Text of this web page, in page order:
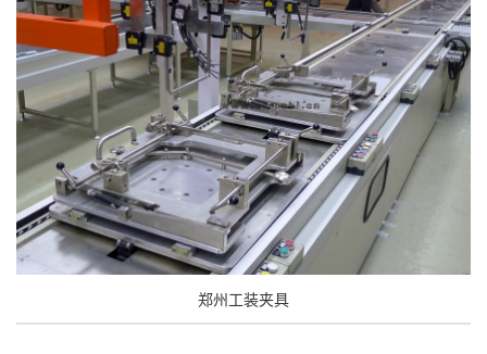
郑州工装夹具